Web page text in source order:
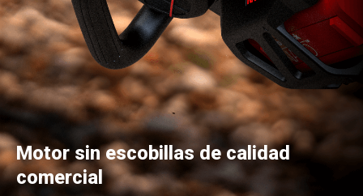
Motor sin escobillas de calidad
comercial